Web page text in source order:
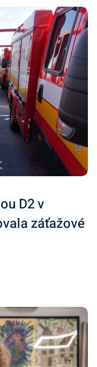
D2 v
záťažové